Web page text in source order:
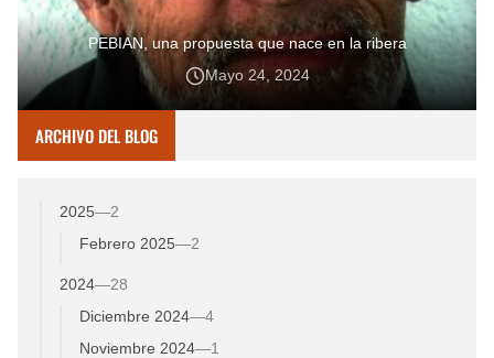
PEBIAN, una propuesta que nace en la ribera
Mayo 24, 2024
ARCHIVO DEL BLOG
2025—2
Febrero 2025—2
2024—28
Diciembre 2024—4
Noviembre 2024—1